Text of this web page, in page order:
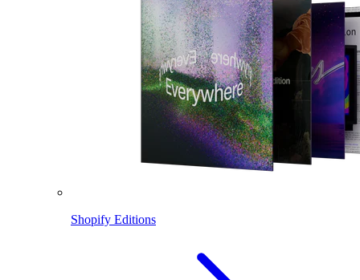
Shopify Editions